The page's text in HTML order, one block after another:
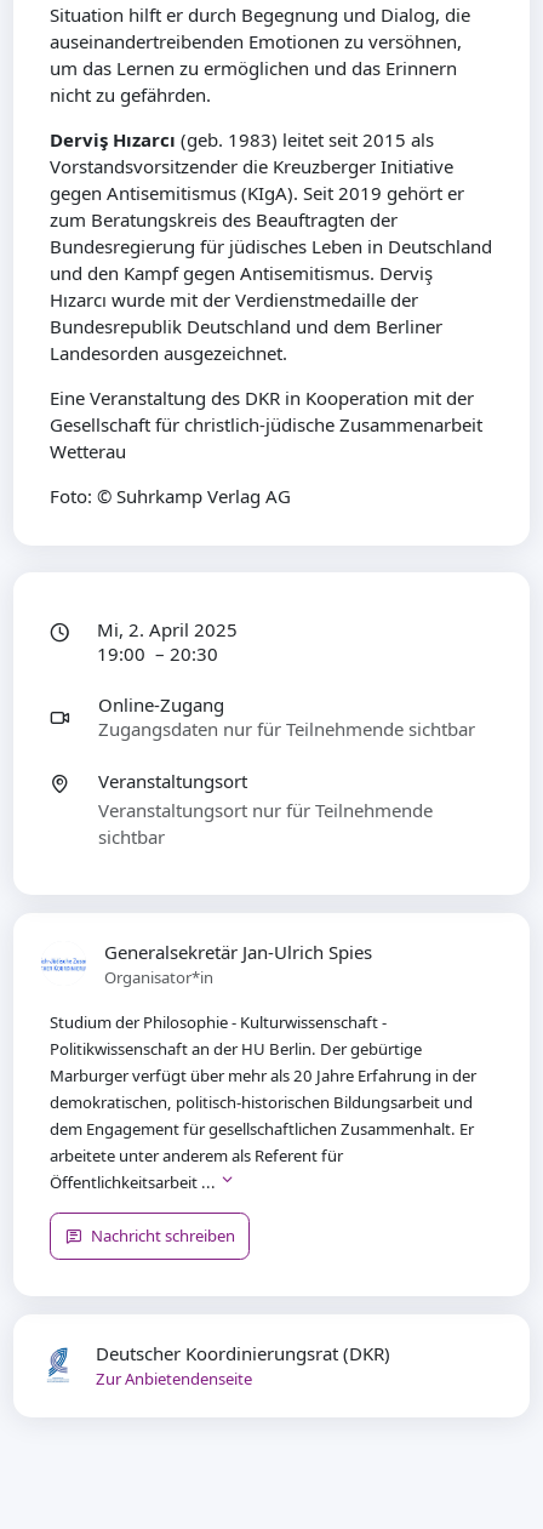
Situation hilft er durch Begegnung und Dialog, die
auseinandertreibenden Emotionen zu versöhnen,
um das Lernen zu ermöglichen und das Erinnern
nicht zu gefährden.
Derviş Hızarcı(geb. 1983) leitet seit 2015 als
Vorstandsvorsitzender die Kreuzberger Initiative
gegen Antisemitismus (KIgA). Seit 2019 gehört er
zum Beratungskreis des Beauftragten der
Bundesregierung für jüdisches Leben in Deutschland
und den Kampf gegen Antisemitismus. Derviş
Hızarcı wurde mit der Verdienstmedaille der
Bundesrepublik Deutschland und dem Berliner
Landesorden ausgezeichnet.
Eine Veranstaltung des DKR in Kooperation mit der
Gesellschaft für christlich-jüdische Zusammenarbeit
Wetterau
Foto: © Suhrkamp Verlag AG
Deutscher Koordinierungsrat (DKR)
Zur Anbietendenseite
Generalsekretär Jan-Ulrich Spies
Organisator*in
Studium der Philosophie - Kulturwissenschaft -
Politikwissenschaft an der HU Berlin. Der gebürtige
Marburger verfügt über mehr als 20 Jahre Erfahrung in der
demokratischen, politisch-historischen Bildungsarbeit und
dem Engagement für gesellschaftlichen Zusammenhalt. Er
arbeitete unter anderem als Referent für
Öffentlichkeitsarbeit ...
Nachricht schreiben
Mi, 2. April 2025
19:00 – 20:30
Online-Zugang
Zugangsdaten nur für Teilnehmende sichtbar
Veranstaltungsort
Veranstaltungsort nur für Teilnehmende
sichtbar